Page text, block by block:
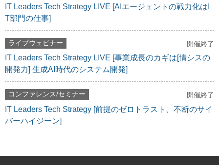
IT Leaders Tech Strategy LIVE [AIエージェントの戦力化はI
T部門の仕事]
ライブウェビナー 開催終了
IT Leaders Tech Strategy LIVE [事業成長のカギは[情シスの
開発力] 生成AI時代のシステム開発]
コンファレンス/セミナー 開催終了
IT Leaders Tech Strategy [前提のゼロトラスト、不断のサイ
バーハイジーン]